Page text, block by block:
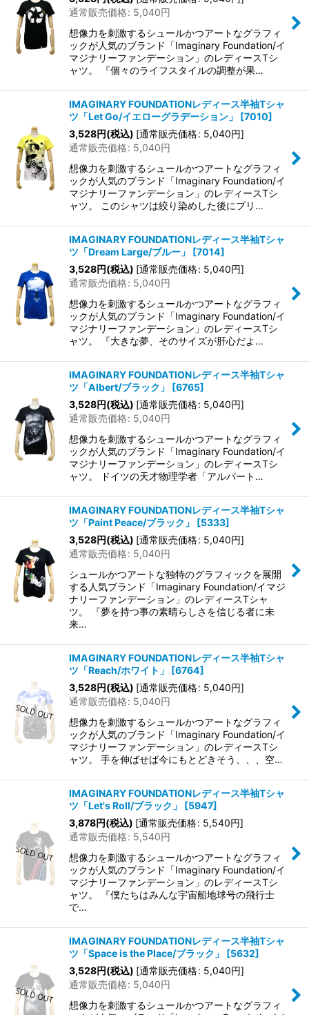
通常販売価格: 5,040円
想像力を刺激するシュールかつアートなグラフィ
ックが人気のブランド「Imaginary Foundation/イ
マジナリーファンデーション」のレディースTシ
ャツ。 『個々のライフスタイルの調整が果…
IMAGINARY FOUNDATIONレディース半袖Tシャ
ツ「Let Go/イエローグラデーション」
[7010]
3,528円(税込) [通常販売価格: 5,040円]
通常販売価格: 5,040円
想像力を刺激するシュールかつアートなグラフィ
ックが人気のブランド「Imaginary Foundation/イ
マジナリーファンデーション」のレディースTシ
ャツ。 このシャツは絞り染めした後にプリ…
IMAGINARY FOUNDATIONレディース半袖Tシャ
ツ「Dream Large/ブルー」
[7014]
3,528円(税込) [通常販売価格: 5,040円]
通常販売価格: 5,040円
想像力を刺激するシュールかつアートなグラフィ
ックが人気のブランド「Imaginary Foundation/イ
マジナリーファンデーション」のレディースTシ
ャツ。 『大きな夢、そのサイズが肝心だよ…
IMAGINARY FOUNDATIONレディース半袖Tシャ
ツ「Albert/ブラック」
[6765]
3,528円(税込) [通常販売価格: 5,040円]
通常販売価格: 5,040円
想像力を刺激するシュールかつアートなグラフィ
ックが人気のブランド「Imaginary Foundation/イ
マジナリーファンデーション」のレディースTシ
ャツ。 ドイツの天才物理学者「アルバート…
IMAGINARY FOUNDATIONレディース半袖Tシャ
ツ「Paint Peace/ブラック」
[5333]
3,528円(税込) [通常販売価格: 5,040円]
通常販売価格: 5,040円
シュールかつアートな独特のグラフィックを展開
する人気ブランド「Imaginary Foundation/イマジ
ナリーファンデーション」のレディースTシャ
ツ。 『夢を持つ事の素晴らしさを信じる者に未
来…
IMAGINARY FOUNDATIONレディース半袖Tシャ
ツ「Reach/ホワイト」
[6764]
3,528円(税込) [通常販売価格: 5,040円]
通常販売価格: 5,040円
想像力を刺激するシュールかつアートなグラフィ
ックが人気のブランド「Imaginary Foundation/イ
マジナリーファンデーション」のレディースTシ
ャツ。 手を伸ばせば今にもとどきそう、、、空…
IMAGINARY FOUNDATIONレディース半袖Tシャ
ツ「Let's Roll/ブラック」
[5947]
3,878円(税込) [通常販売価格: 5,540円]
通常販売価格: 5,540円
想像力を刺激するシュールかつアートなグラフィ
ックが人気のブランド「Imaginary Foundation/イ
マジナリーファンデーション」のレディースTシ
ャツ。 『僕たちはみんな宇宙船地球号の飛行士
で…
IMAGINARY FOUNDATIONレディース半袖Tシャ
ツ「Space is the Place/ブラック」
[5632]
3,528円(税込) [通常販売価格: 5,040円]
通常販売価格: 5,040円
想像力を刺激するシュールかつアートなグラフィ